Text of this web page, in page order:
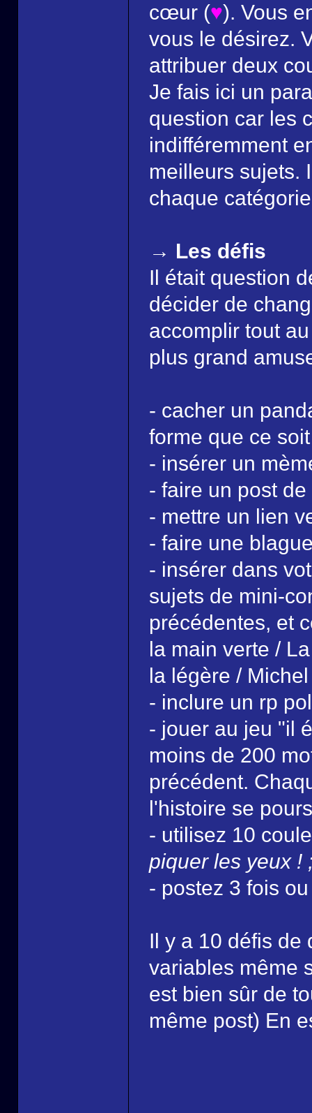
cœur (♥). Vous
vous le désirez.
attribuer deux
Je fais ici un
question car les
indifféremment
meilleurs sujets.
chaque
→ Les défis
Il était question
décider de
accomplir tout
plus grand
- cacher un
forme que ce
- insérer un
- faire un post
- mettre un lien
- faire une
- insérer dans
sujets de mini-
précédentes, et
la main verte /
la légère /
- inclure un rp
- jouer au jeu "il
moins de 200
précédent.
l'histoire se
- utilisez 10
piquer les yeux !
- postez 3 fois
Il y a 10 défis de
variables même
est bien sûr de
même post) En